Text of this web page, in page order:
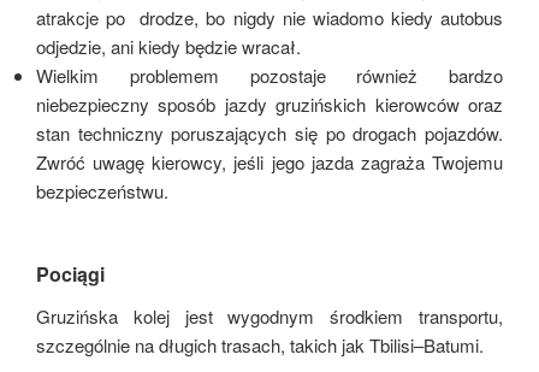
atrakcje po drodze, bo nigdy nie wiadomo kiedy autobus
odjedzie, ani kiedy będzie wracał.
Wielkim problemem pozostaje również bardzo
niebezpieczny sposób jazdy gruzińskich kierowców oraz
stan techniczny poruszających się po drogach pojazdów.
Zwróć uwagę kierowcy, jeśli jego jazda zagraża Twojemu
bezpieczeństwu.
Pociągi
Gruzińska kolej jest wygodnym środkiem transportu,
szczególnie na długich trasach, takich jak Tbilisi–Batumi.